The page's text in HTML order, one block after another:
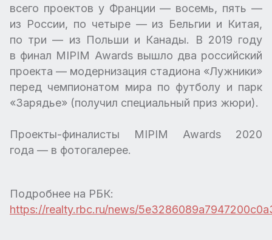
всего проектов у Франции — восемь, пять —
из России, по четыре — из Бельгии и Китая,
по три — из Польши и Канады. В 2019 году
в финал MIPIM Awards вышло два российский
проекта — модернизация стадиона «Лужники»
перед чемпионатом мира по футболу и парк
«Зарядье» (получил специальный приз жюри).
Проекты-финалисты MIPIM Awards 2020
года — в фотогалерее.
Подробнее на РБК:
https://realty.rbc.ru/news/